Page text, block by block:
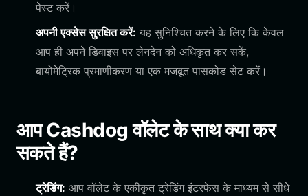
पेस्ट करें।
अपनी एक्सेस सुरक्षित करें: यह सुनिश्चित करने के लिए कि केवल
आप ही अपने डिवाइस पर लेनदेन को अधिकृत कर सकें,
बायोमेट्रिक प्रमाणीकरण या एक मजबूत पासकोड सेट करें।
आप Cashdog वॉलेट के साथ क्या कर
सकते हैं?
ट्रेडिंग: आप वॉलेट के एकीकृत ट्रेडिंग इंटरफेस के माध्यम से सीधे